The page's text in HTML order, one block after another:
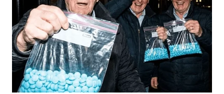
WN
DANAU
TOBA
WN
NIAS